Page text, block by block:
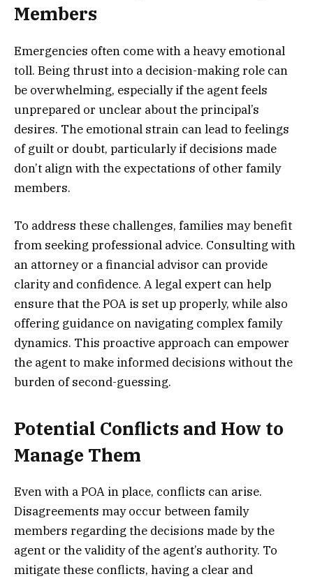
Members
Emergencies often come with a heavy emotional
toll. Being thrust into a decision-making role can
be overwhelming, especially if the agent feels
unprepared or unclear about the principal’s
desires. The emotional strain can lead to feelings
of guilt or doubt, particularly if decisions made
don’t align with the expectations of other family
members.
To address these challenges, families may benefit
from seeking professional advice. Consulting with
an attorney or a financial advisor can provide
clarity and confidence. A legal expert can help
ensure that the POA is set up properly, while also
offering guidance on navigating complex family
dynamics. This proactive approach can empower
the agent to make informed decisions without the
burden of second-guessing.
Potential Conflicts and How to
Manage Them
Even with a POA in place, conflicts can arise.
Disagreements may occur between family
members regarding the decisions made by the
agent or the validity of the agent’s authority. To
mitigate these conflicts, having a clear and